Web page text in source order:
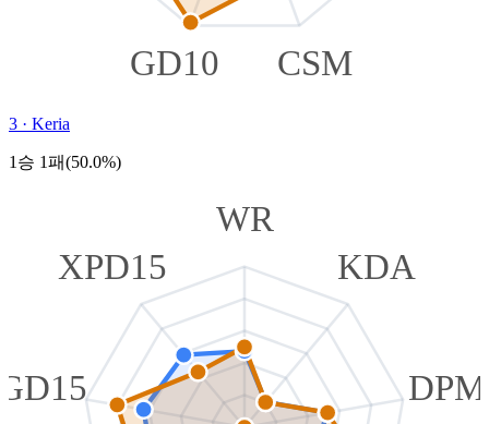
CSM
GD10
3 · Keria
1승 1패(50.0%)
WR
KDA
DPM
XPD15